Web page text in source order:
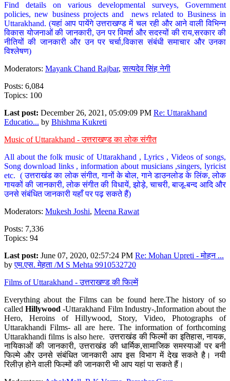
Find details on various developmental surveys, Government
policies, new business projects and news related to Business in
Uttarakhand. (यहां आप पायेंगे उत्तराखण्ड में चल रही और आने वाली विभिन्न
विकास योजनाओं की जानकारी, उन पर विमर्श और सदस्यों की राय,सरकार की
नीतियों की जानकारी और उन पर चर्चा,विकास संबंधी समाचार और उनका
विश्लेषण)
Moderators: Mayank Chand Rajbar,सत्यदेव सिंह नेगी
Posts: 6,084
Topics: 100
Last post: December 26, 2021, 05:09:09 PM Re: Uttarakhand
Educatio... by Bhishma Kukreti
Music of Uttarakhand - उत्तराखण्ड का लोक संगीत
All about the folk music of Uttarakhand , Lyrics , Videos of songs,
Song download links , information about musicians ,singers, lyricist
etc. ( उत्तराखंड का लोक संगीत, गानों के बोल, गाने डाउनलोड के लिंक, लोक
गायकों की जानकारी, लोक संगीत की विधायें, झोड़े, चाचरी, बाजू-बन्द आदि और
उनसे संबंधित जानकारी यहाँ पर पढ़ सकते हैं)
Moderators: Mukesh Joshi, Meena Rawat
Posts: 7,336
Topics: 94
Last post: June 07, 2020, 02:57:24 PM Re: Mohan Upreti - मोहन ...
byएम.एस. मेहता /M S Mehta 9910532720
Films of Uttarakhand - उत्तराखण्ड की फिल्में
Everything about the Films can be found here.The history of so
calledHillywood-Uttarakhand Film Industry-,Information about the
Hero, Heroins of Hillywood, Story, Video, Photographs of
Uttarakhandi Films- all are here. The information of forthcoming
Uttarakhandi films is also here. उत्तराखंड की फिल्मों का इतिहास, नायक,
नायिकाओं की जानकारी, उत्तराखंड की धार्मिक,सामाजिक समस्याओं पर बनी
फिल्मे और उनसे संबंधित जानकारी आप इस विभाग में देख सकते है। नयी
रिलीज़ होने वाली फिल्मों की जानकारी भी आप यहां पा सकते हैं।